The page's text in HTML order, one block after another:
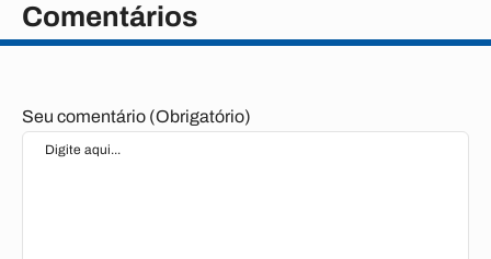
Comentários
Seu comentário (Obrigatório)